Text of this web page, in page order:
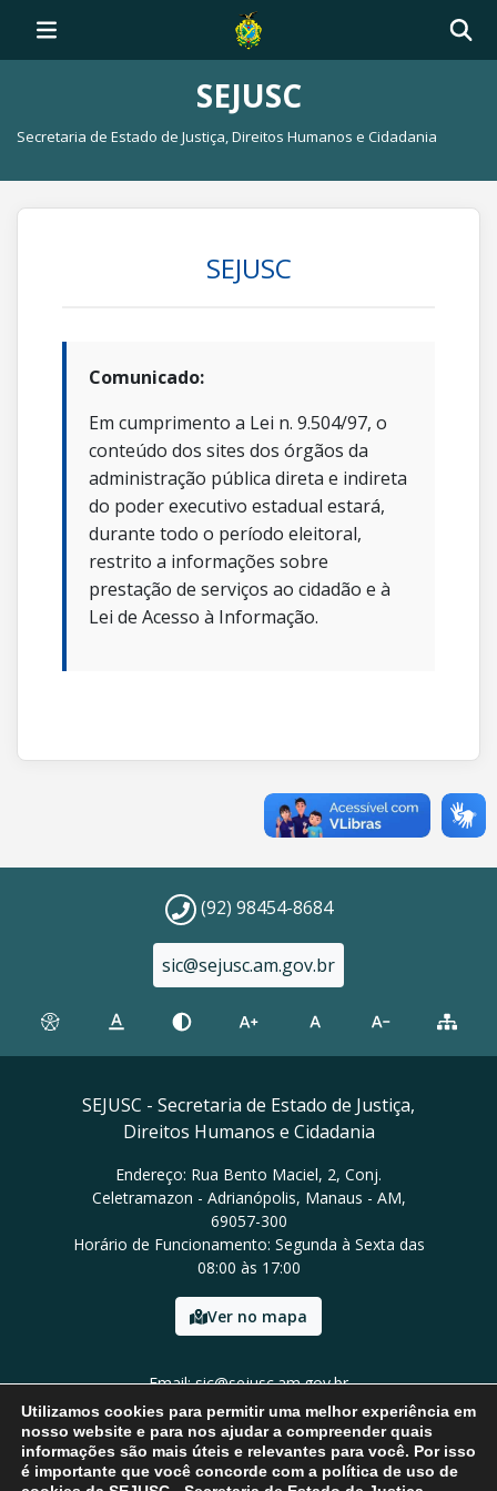
SEJUSC
Secretaria de Estado de Justiça, Direitos Humanos e Cidadania
SEJUSC
Comunicado:
Em cumprimento a Lei n. 9.504/97, o
conteúdo dos sites dos órgãos da
administração pública direta e indireta
do poder executivo estadual estará,
durante todo o período eleitoral,
restrito a informações sobre
prestação de serviços ao cidadão e à
Lei de Acesso à Informação.
(92) 98454-8684
sic@sejusc.am.gov.br
SEJUSC - Secretaria de Estado de Justiça,
Direitos Humanos e Cidadania
Endereço: Rua Bento Maciel, 2, Conj.
Celetramazon - Adrianópolis, Manaus - AM,
69057-300
Horário de Funcionamento: Segunda à Sexta das
08:00 às 17:00
Ver no mapa
Email: sic@sejusc.am.gov.br
Tel: (92) 98454-8684
Utilizamos cookies para permitir uma melhor experiência em
nosso website e para nos ajudar a compreender quais
informações são mais úteis e relevantes para você. Por isso
é importante que você concorde com a política de uso de